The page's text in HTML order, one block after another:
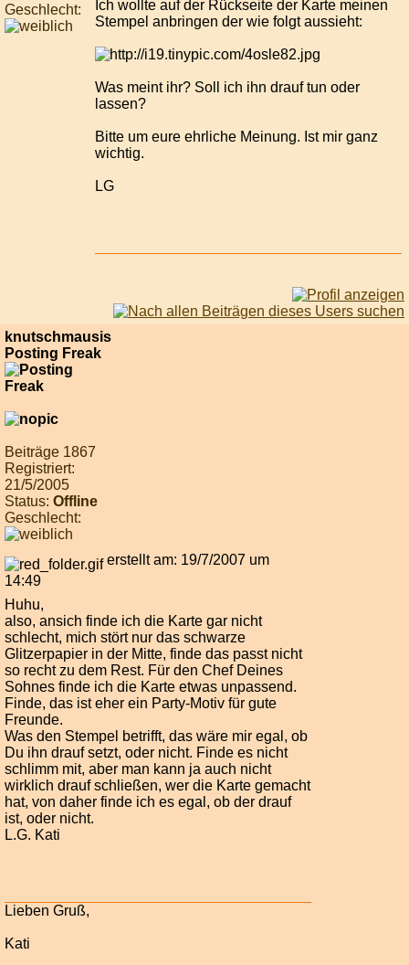
Geschlecht:
Ich wollte auf der Rückseite der Karte meinen
Stempel anbringen der wie folgt aussieht:
Was meint ihr? Soll ich ihn drauf tun oder
lassen?
Bitte um eure ehrliche Meinung. Ist mir ganz
wichtig.
LG
knutschmausis
Posting Freak
Beiträge 1867
Registriert:
21/5/2005
Status: Offline
Geschlecht:
erstellt am: 19/7/2007 um
14:49
Huhu,
also, ansich finde ich die Karte gar nicht
schlecht, mich stört nur das schwarze
Glitzerpapier in der Mitte, finde das passt nicht
so recht zu dem Rest. Für den Chef Deines
Sohnes finde ich die Karte etwas unpassend.
Finde, das ist eher ein Party-Motiv für gute
Freunde.
Was den Stempel betrifft, das wäre mir egal, ob
Du ihn drauf setzt, oder nicht. Finde es nicht
schlimm mit, aber man kann ja auch nicht
wirklich drauf schließen, wer die Karte gemacht
hat, von daher finde ich es egal, ob der drauf
ist, oder nicht.
L.G. Kati
Lieben Gruß,
Kati